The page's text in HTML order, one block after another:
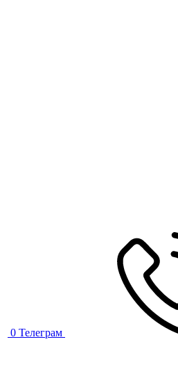
0 Телеграм